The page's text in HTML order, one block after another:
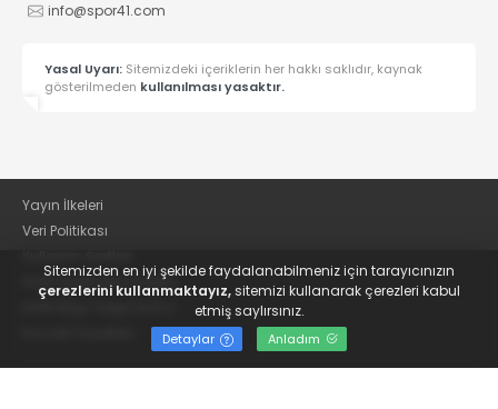
info@spor41.com
Yasal Uyarı: Sitemizdeki içeriklerin her hakkı saklıdır, kaynak
gösterilmeden kullanılması yasaktır.
Yayın İlkeleri
Veri Politikası
KVKK Aydınlatma Metni
Sitemizden en iyi şekilde faydalanabilmeniz için tarayıcınızın
çerezlerini kullanmaktayız,sitemizi kullanarak çerezleri kabul
etmiş saylırsınız.
Detaylar Anladım